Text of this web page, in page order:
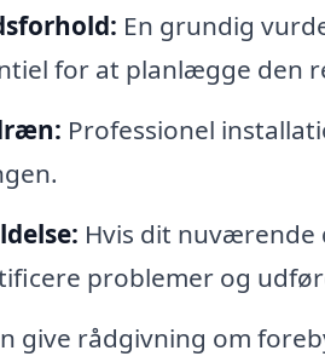
En grundig
for at planlægge den
Professionel
Hvis dit
problemer og
give rådgivning om